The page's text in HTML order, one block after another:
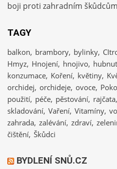
boji proti zahradním škůdcům
TAGY
balkon brambory bylinky
Hmyz Hnojení hnojivo
konzumace Koření květiny
orchidej orchideje ovoce
použití péče pěstování rajčata
skladování Vaření Vitamíny
zahrada zalévání zdraví
čištění Škůdci
BYDLENÍ SNŮ.CZ